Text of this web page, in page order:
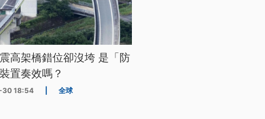
高架橋錯位卻沒垮 是「防
置奏效嗎？
18:54 全球